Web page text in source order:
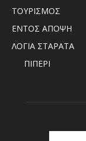
ΤΟΥΡΙΣΜΟΣ
ΕΝΤΟΣ ΑΠΟΨΗ
ΛΟΓΙΑ ΣΤΑΡΑΤΑ
ΠΙΠΕΡΙ